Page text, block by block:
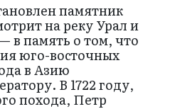
памятник
на реку Урал и
в память о том, что
юго-восточных
в Азию
В 1722 году,
похода, Петр